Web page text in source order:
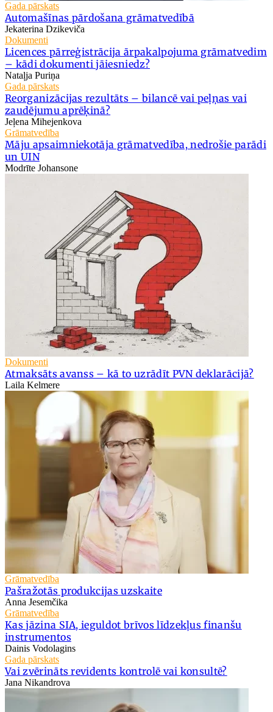
Gada pārskats
Automašīnas pārdošana grāmatvedībā
Jekaterina Dzikeviča
Dokumenti
Licences pārreģistrācija ārpakalpojuma grāmatvedim
– kādi dokumenti jāiesniedz?
Nataļja Puriņa
Gada pārskats
Reorganizācijas rezultāts – bilancē vai peļņas vai
zaudējumu aprēķinā?
Jeļena Mihejenkova
Grāmatvedība
Māju apsaimniekotāja grāmatvedība, nedrošie parādi
un UIN
Modrīte Johansone
Dokumenti
Atmaksāts avanss – kā to uzrādīt PVN deklarācijā?
Laila Kelmere
Grāmatvedība
Pašražotās produkcijas uzskaite
Anna Jesemčika
Grāmatvedība
Kas jāzina SIA, ieguldot brīvos līdzekļus finanšu
instrumentos
Dainis Vodolagins
Gada pārskats
Vai zvērināts revidents kontrolē vai konsultē?
Jana Nikandrova